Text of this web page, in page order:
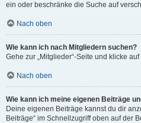
ein oder beschränke die Suche auf
Nach oben
Wie kann ich nach Mitgliedern suchen?
Gehe zur „Mitglieder“-Seite und klicke
Nach oben
Wie kann ich meine eigenen Beiträge
Deine eigenen Beiträge kannst du dir
Beiträge“ im Schnellzugriff oben auf der